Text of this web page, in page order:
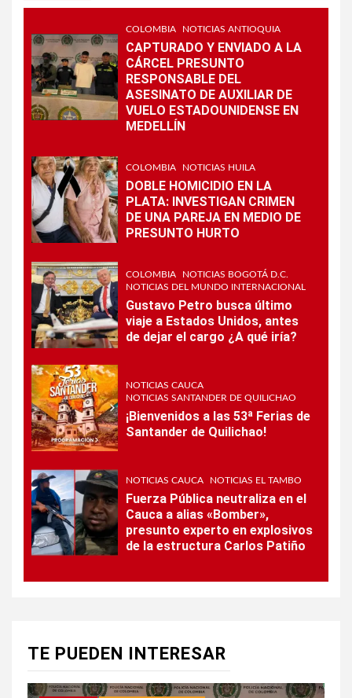
COLOMBIA NOTICIAS ANTIOQUIA
CAPTURADO Y ENVIADO A LA
CÁRCEL PRESUNTO
RESPONSABLE DEL
ASESINATO DE AUXILIAR DE
VUELO ESTADOUNIDENSE EN
MEDELLÍN
COLOMBIA NOTICIAS HUILA
DOBLE HOMICIDIO EN LA
PLATA: INVESTIGAN CRIMEN
DE UNA PAREJA EN MEDIO DE
PRESUNTO HURTO
COLOMBIA
NOTICIAS BOGOTÁ D.C.
NOTICIAS DEL MUNDO INTERNACIONAL
Gustavo Petro busca último
viaje a Estados Unidos, antes
de dejar el cargo ¿A qué iría?
NOTICIAS CAUCA
NOTICIAS SANTANDER DE QUILICHAO
¡Bienvenidos a las 53ª Ferias de
Santander de Quilichao!
NOTICIAS CAUCA NOTICIAS EL TAMBO
Fuerza Pública neutraliza en el
Cauca a alias «Bomber»,
presunto experto en explosivos
de la estructura Carlos Patiño
TE PUEDEN INTERESAR